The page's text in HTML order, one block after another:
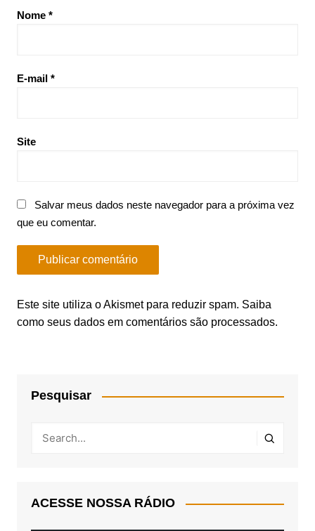
Nome *
E-mail *
Site
Salvar meus dados neste navegador para a próxima vez
que eu comentar.
Este site utiliza o Akismet para reduzir spam. Saiba
como seus dados em comentários são processados.
Pesquisar
ACESSE NOSSA RÁDIO